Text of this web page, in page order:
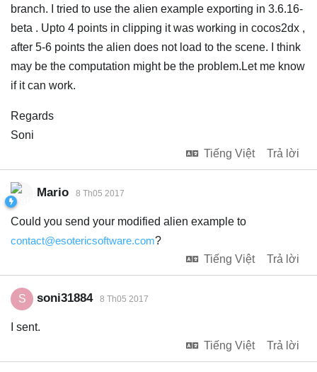
branch. I tried to use the alien example exporting in 3.6.16-
beta . Upto 4 points in clipping it was working in cocos2dx ,
after 5-6 points the alien does not load to the scene. I think
may be the computation might be the problem.Let me know
if it can work.
Regards
Soni
Tiếng Việt
Trả lời
Mario 8 Th05 2017
Could you send your modified alien example to
contact@esotericsoftware.com?
Tiếng Việt
Trả lời
S soni31884 8 Th05 2017
I sent.
Tiếng Việt
Trả lời